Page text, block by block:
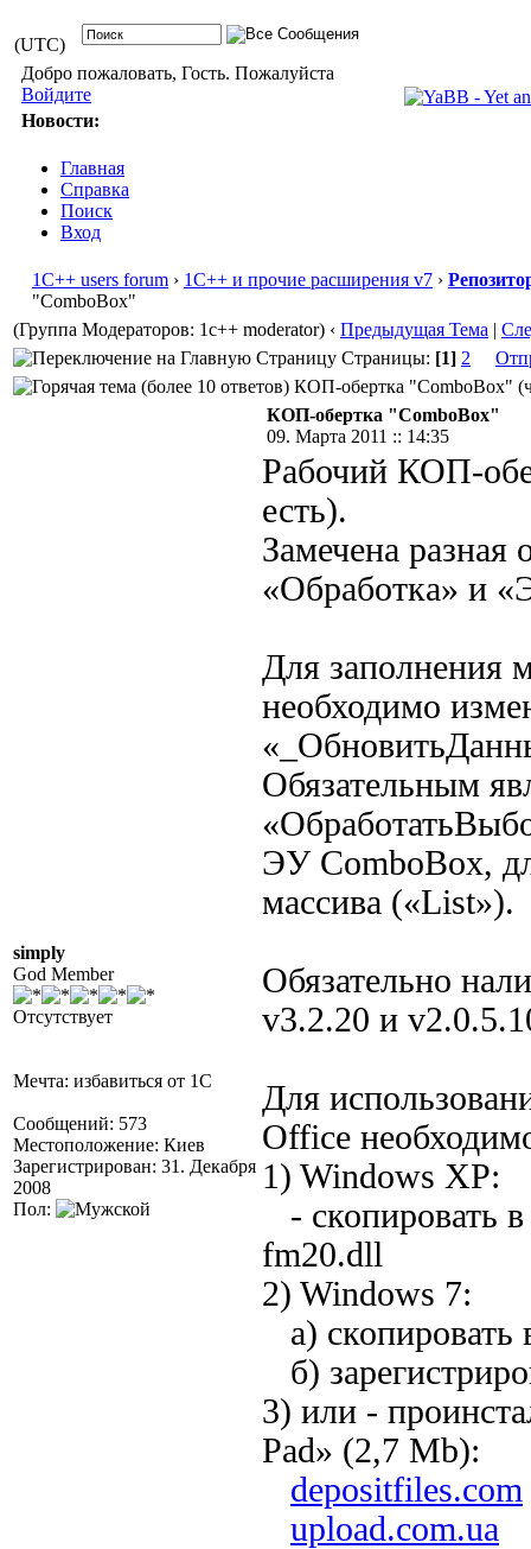
(UTC)
Добро пожаловать, Гость. Пожалуйста
Войдите
Новости:
Главная
Справка
Поиск
Вход
1С++ users forum › 1С++ и прочие расширения v7 ›
"ComboBox"
(Группа Модераторов: 1c++ moderator) ‹ Предыдущая Тема |
Страницы: [1] 2
КОП-обертка "ComboBox"
simply
God Member
Отсутствует
Мечта: избавиться от 1С
Сообщений: 573
Местоположение: Киев
Зарегистрирован: 31. Декабря
2008
Пол:
КОП-обертка "ComboBox"
09. Марта 2011 :: 14:35
Рабочий КОП-
есть).
Замечена
«Обработка» и
Для заполнения
необходимо
Обязательным
ЭУ ComboBox,
массива («List»).
Обязательно
v3.2.20 и
Для
Office
1) Windows XP:
- скопировать в
fm20.dll
2) Windows 7:
а)
б)
3) или -
Pad» (2,7 Mb):
depositfiles.com
upload.com.ua